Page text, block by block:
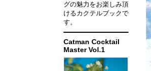
グの魅力をお楽しみ頂
けるカクテルブックで
す。
Catman Cocktail
Master Vol.1